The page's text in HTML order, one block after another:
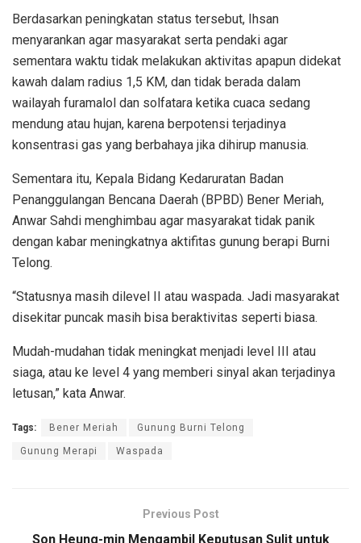
Berdasarkan peningkatan status tersebut, Ihsan
menyarankan agar masyarakat serta pendaki agar
sementara waktu tidak melakukan aktivitas apapun didekat
kawah dalam radius 1,5 KM, dan tidak berada dalam
wailayah furamalol dan solfatara ketika cuaca sedang
mendung atau hujan, karena berpotensi terjadinya
konsentrasi gas yang berbahaya jika dihirup manusia.
Sementara itu, Kepala Bidang Kedaruratan Badan
Penanggulangan Bencana Daerah (BPBD) Bener Meriah,
Anwar Sahdi menghimbau agar masyarakat tidak panik
dengan kabar meningkatnya aktifitas gunung berapi Burni
Telong.
“Statusnya masih dilevel II atau waspada. Jadi masyarakat
disekitar puncak masih bisa beraktivitas seperti biasa.
Mudah-mudahan tidak meningkat menjadi level III atau
siaga, atau ke level 4 yang memberi sinyal akan terjadinya
letusan,” kata Anwar.
Tags: Bener Meriah Gunung Burni Telong
Gunung Merapi Waspada
Previous Post
Son Heung-min Mengambil Keputusan Sulit untuk